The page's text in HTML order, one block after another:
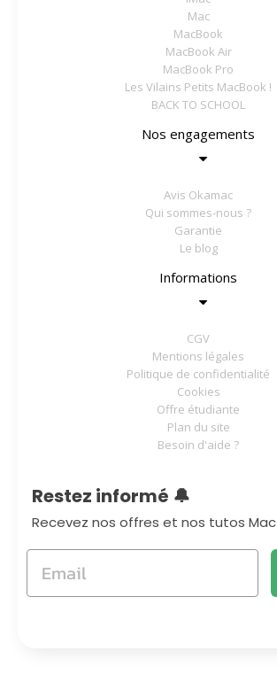
Mac
MacBook
MacBook Air
MacBook Pro
Les Vilains Petits MacBook !
BACK TO SCHOOL
Nos engagements
Avis Okamac
Qui sommes-nous ?
Garantie
Le blog
Informations
CGV
Mentions légales
Politique de confidentialité
Cookies
Offre étudiante
Plan du site
Besoin d'aide ?
Restez informé 🔔
Recevez nos offres et nos tutos Mac